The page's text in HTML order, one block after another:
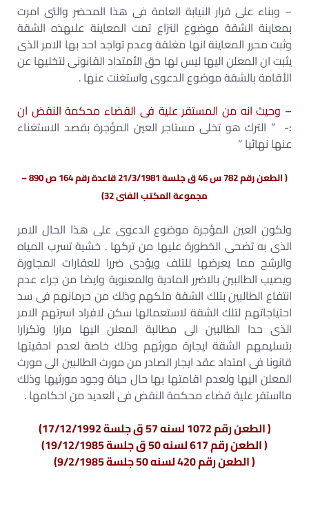
– وبناء على قرار النيابة العامة فى هذا المحضر والتى امرت
بمعاينة الشقة موضوع النزاع تمت المعاينة علىهذه الشقة
وثبت محرر المعاينة انها مغلقة وعدم تواجد احد بها الامر الذى
يثبت ان المعلن اليها ليس لها حق الأمتداد القانونى لتخليها عن
الأقامة بالشقة موضوع الدعوى واستغنت عنها .
– وحيث انه من المستقر علية فى القضاء محكمة النقض ان
:- ” الترك هو تخلى مستاجر العين المؤجرة بقصد الاستغناء
عنها نهائيا ”
( الطعن رقم 782 س 46 ق جلسة 21/3/1981 قاعدة رقم 164 ص 890 –
مجموعة المكتب الفنى 32)
ولكون العين المؤجرة موضوع الدعوى على هذا الحال الامر
الذى به تضحى الخطورة عليها من تركها . خشية تسرب المياه
والرشح مما يعرضها للتلف ويؤدى ضررا للعقارات المجاورة
ويصيب الطالبين بالاضرر المادية والمعنوية وايضا من جراء عدم
انتفاع الطالبين بتلك الشقة ملكهم وذلك من حرمانهم فى سد
احتياجاتهم لتلك الشقة لاستعمالها سكن لافراد اسرتهم الامر
الذى حدا الطالبين الى مطالبة المعلن اليها مرارا وتكرارا
بتسليمهم الشقة ايجارة مورثهم وذلك خاصة لعدم احقيتها
قانونا فى امتداد عقد ايجار الصادر من مورث الطالبين الى مورث
المعلن اليها ولعدم اقامتها بها حال حياة وجود مورثيها وذلك
مااستقر علية قضاء محكمة النقض فى العديد من احكامها .
( الطعن رقم 1072 لسنه 57 ق جلسة 17/12/1992)
( الطعن رقم 617 لسنه 50 ق جلسة 19/12/1985)
( الطعن رقم 420 لسنه 50 جلسة 9/2/1985)